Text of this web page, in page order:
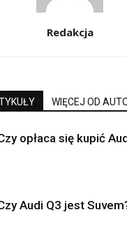
Redakcja
WIĘCEJ OD
opłaca się kupić
Audi Q3 jest